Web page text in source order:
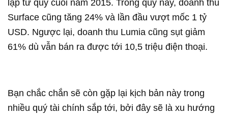
lập từ quý cuối năm 2015. Trong quý này, doanh thu
Surface cũng tăng 24% và lần đầu vượt mốc 1 tỷ
USD. Ngược lại, doanh thu Lumia cũng sụt giảm
61% dù vẫn bán ra được tới 10,5 triệu điện thoại.
Bạn chắc chắn sẽ còn gặp lại kịch bản này trong
nhiều quý tài chính sắp tới, bởi đây sẽ là xu hướng